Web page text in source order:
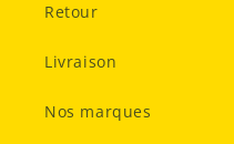
Retour
Livraison
Nos marques